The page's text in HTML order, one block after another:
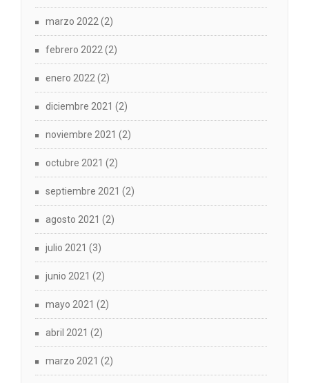
marzo 2022(2)
febrero 2022(2)
enero 2022(2)
diciembre 2021 (2)
noviembre 2021 (2)
octubre 2021 (2)
septiembre 2021 (2)
agosto 2021 (2)
julio 2021 (3)
junio 2021 (2)
mayo 2021 (2)
abril 2021 (2)
marzo 2021 (2)